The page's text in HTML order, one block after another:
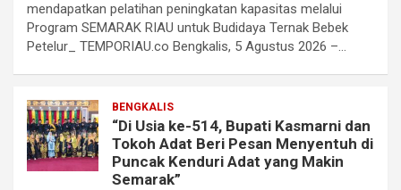
mendapatkan pelatihan peningkatan kapasitas melalui
Program SEMARAK RIAU untuk Budidaya Ternak Bebek
Petelur_ TEMPORIAU.co Bengkalis, 5 Agustus 2026 –…
BENGKALIS
“Di Usia ke-514, Bupati Kasmarni dan
Tokoh Adat Beri Pesan Menyentuh di
Puncak Kenduri Adat yang Makin
Semarak”